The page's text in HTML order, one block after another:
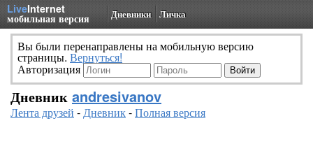
LiveInternet
мобильная версия Дневники Личка
Вы были перенаправлены на мобильную версию
страницы. Вернуться!
Авторизация
Дневник andresivanov
Лента друзей -Дневник-Полная версия